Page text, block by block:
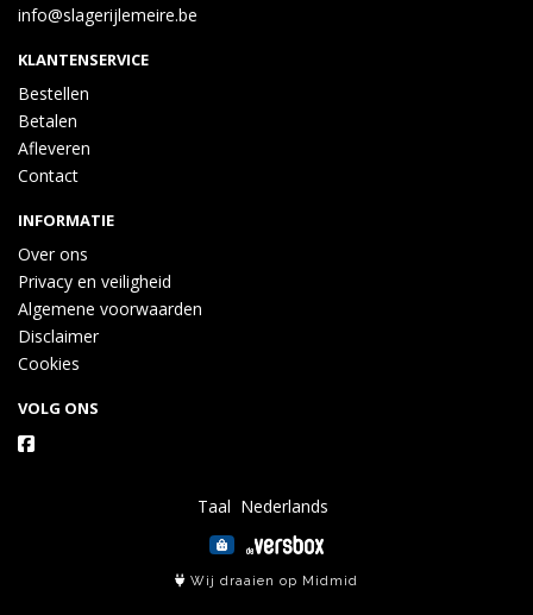
info@slagerijlemeire.be
KLANTENSERVICE
Bestellen
Betalen
Afleveren
Contact
INFORMATIE
Over ons
Privacy en veiligheid
Algemene voorwaarden
Disclaimer
Cookies
VOLG ONS
Taal
Wij draaien op Midmid